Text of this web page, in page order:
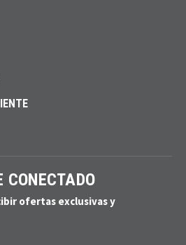
CONECTADO
ofertas exclusivas y